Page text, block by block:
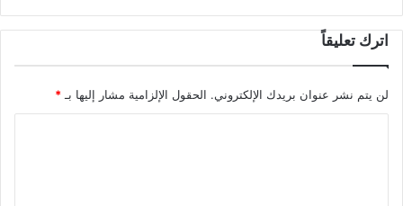
اترك تعليقاً
لن يتم نشر عنوان بريدك الإلكتروني. الحقول الإلزامية مشار إليها بـ *